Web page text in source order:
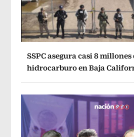
SSPC asegura casi 8
hidrocarburo en Baja